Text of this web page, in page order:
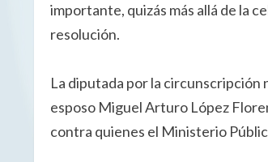
importante, quizás más allá de la
resolución.
La diputada por la circunscripción
esposo Miguel Arturo López
contra quienes el Ministerio